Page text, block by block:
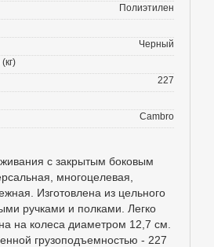
Полиэтилен
Черный
227
Cambro
с закрытым боковым
многоцелевая,
Изготовлена из цельного
ручками и полками. Легко
на колеса диаметром 12,7 см.
грузоподъемностью - 227